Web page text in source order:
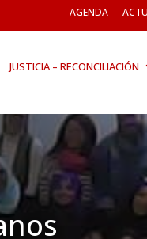
AGENDA
JUSTICIA – RECONCILIACIÓN